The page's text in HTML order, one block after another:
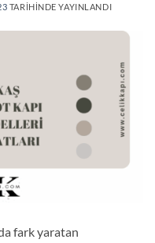
TARIHINDE YAYINLANDI
fark yaratan